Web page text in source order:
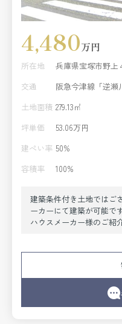
4,480万円
所在地
兵庫県宝塚市野上
交通
阪急今津線「逆瀬
土地面積 279.13㎡
坪単価
53.06万円
建ぺい率 50%
容積率
100%
建築条件付き土地ではご
ーカーにて建築が可能です
ハウスメーカー様のご紹